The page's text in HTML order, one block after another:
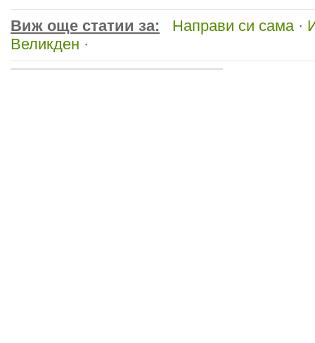
Виж още статии за: Направи си сама·
Великден ·